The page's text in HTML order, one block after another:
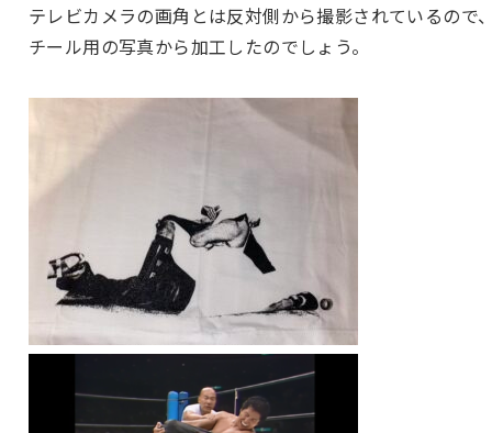
テレビカメラの画角とは反対側から撮影されているので
チール用の写真から加工したのでしょう。